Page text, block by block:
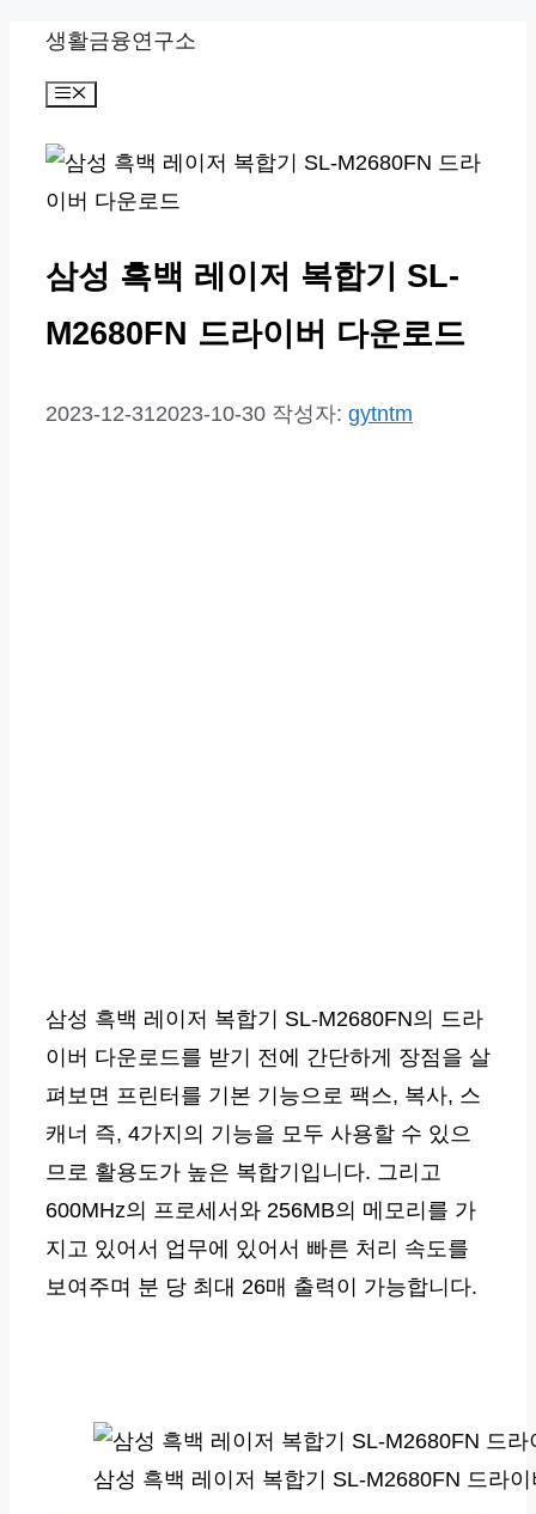
생활금융연구소
메
삼성 흑백 레이저 복합기 SL-
M2680FN 드라이버 다운로드
2023-12-312023-10-30 작성자: gytntm
삼성 흑백 레이저 복합기 SL-M2680FN의 드라
이버 다운로드를 받기 전에 간단하게 장점을 살
펴보면 프린터를 기본 기능으로 팩스, 복사, 스
캐너 즉, 4가지의 기능을 모두 사용할 수 있으
므로 활용도가 높은 복합기입니다. 그리고
600MHz의 프로세서와 256MB의 메모리를 가
지고 있어서 업무에 있어서 빠른 처리 속도를
보여주며 분 당 최대 26매 출력이 가능합니다.
삼성 흑백 레이저 복합기 SL-M2680FN 드라